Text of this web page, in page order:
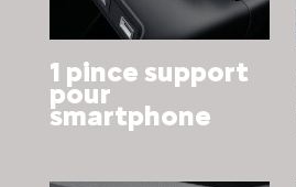
1 pince support
pour
smartphone